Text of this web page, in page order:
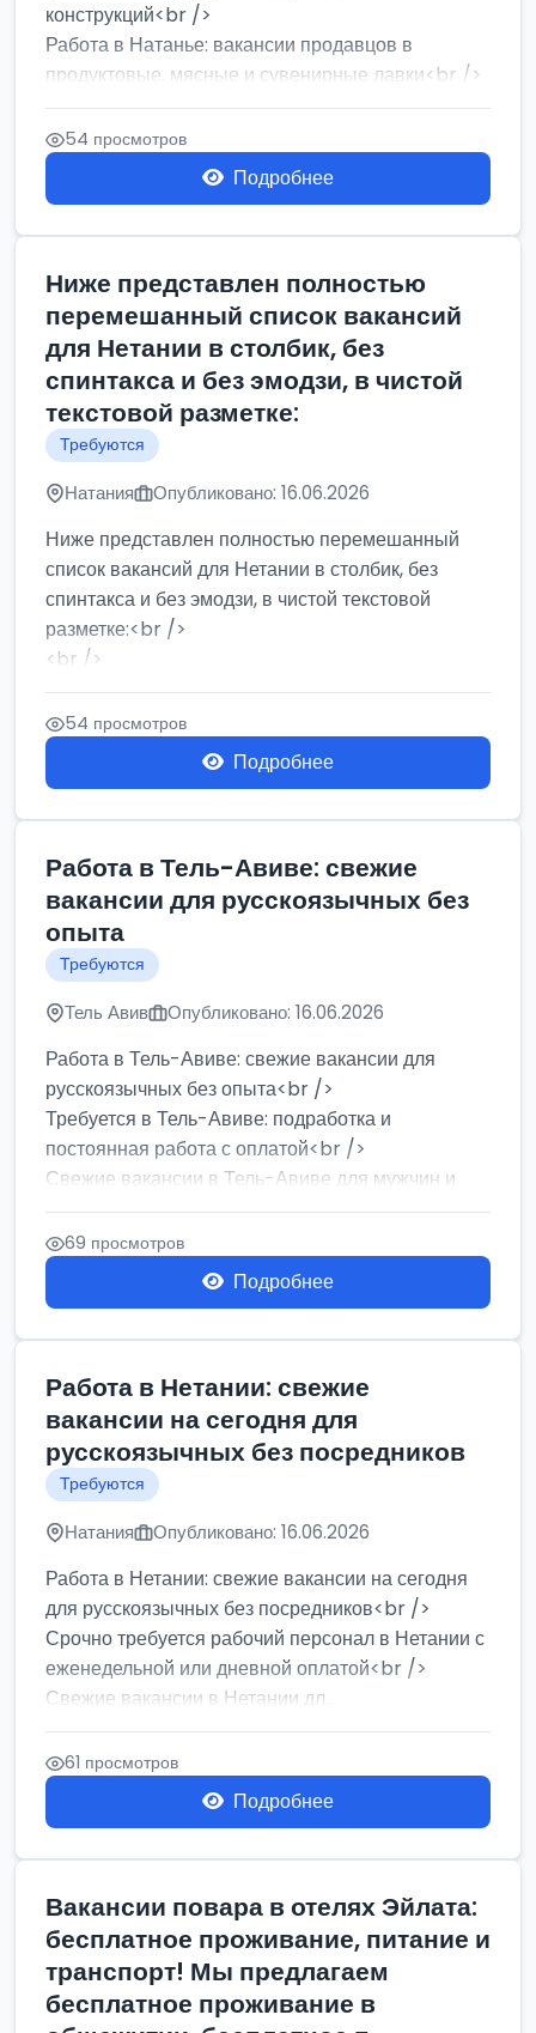
конструкций<br />
Работа в Натанье: вакансии продавцов в
продуктовые, мясные и сувенирные лавки<br />
Разнорабочий на сборку м...
54 просмотров
Подробнее
Ниже представлен полностью
перемешанный список вакансий
для Нетании в столбик, без
спинтакса и без эмодзи, в чистой
текстовой разметке:
Требуются
Натания Опубликовано: 16.06.2026
Ниже представлен полностью перемешанный
список вакансий для Нетании в столбик, без
спинтакса и без эмодзи, в чистой текстовой
разметке:<br />
<br />
Работа в Нетании на мебельном производстве:
требу...
54 просмотров
Подробнее
Работа в Тель-Авиве: свежие
вакансии для русскоязычных без
опыта
Требуются
Тель Авив Опубликовано: 16.06.2026
Работа в Тель-Авиве: свежие вакансии для
русскоязычных без опыта<br />
Требуется в Тель-Авиве: подработка и
постоянная работа с оплатой<br />
Свежие вакансии в Тель-Авиве для мужчин и
женщин от хозя...
69 просмотров
Подробнее
Работа в Нетании: свежие
вакансии на сегодня для
русскоязычных без посредников
Требуются
Натания Опубликовано: 16.06.2026
Работа в Нетании: свежие вакансии на сегодня
для русскоязычных без посредников<br />
Срочно требуется рабочий персонал в Нетании с
еженедельной или дневной оплатой<br />
Свежие вакансии в Нетании дл...
61 просмотров
Подробнее
Вакансии повара в отелях Эйлата:
бесплатное проживание, питание и
транспорт! Мы предлагаем
бесплатное проживание в